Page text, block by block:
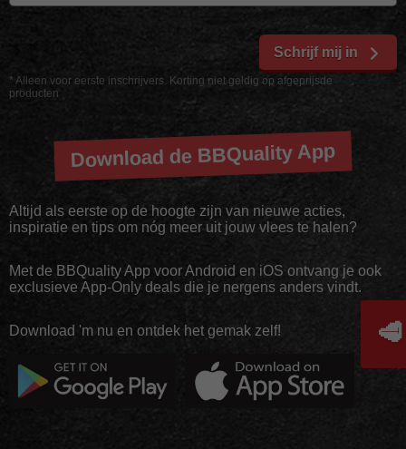
* Alleen voor eerste inschrijvers. Korting niet geldig op afgeprijsde
producten
Schrijf mij in
Download de BBQuality App
Altijd als eerste op de hoogte zijn van nieuwe acties,
inspiratie en tips om nóg meer uit jouw vlees te halen?
Met de BBQuality App voor Android en iOS ontvang je ook
exclusieve App-Only deals die je nergens anders vindt.
Download 'm nu en ontdek het gemak zelf! 🥩